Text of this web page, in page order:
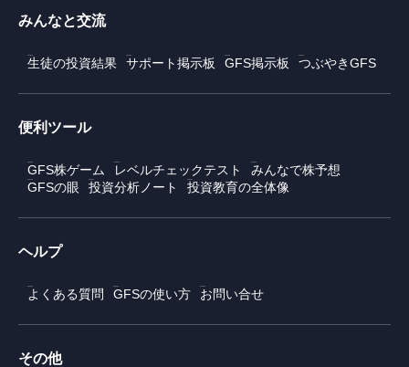
みんなと交流
生徒の投資結果 サポート掲示板 GFS掲示板 つぶやきGFS
便利ツール
GFS株ゲーム レベルチェックテスト
みんなで株予想
GFSの眼
投資分析ノート 投資教育の全体像
ヘルプ
よくある質問 GFSの使い方 お問い合せ
その他